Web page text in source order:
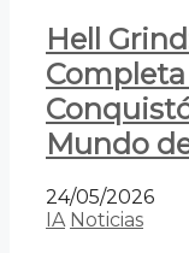
Hell
Mundo
24/05/2026
IA Noticias